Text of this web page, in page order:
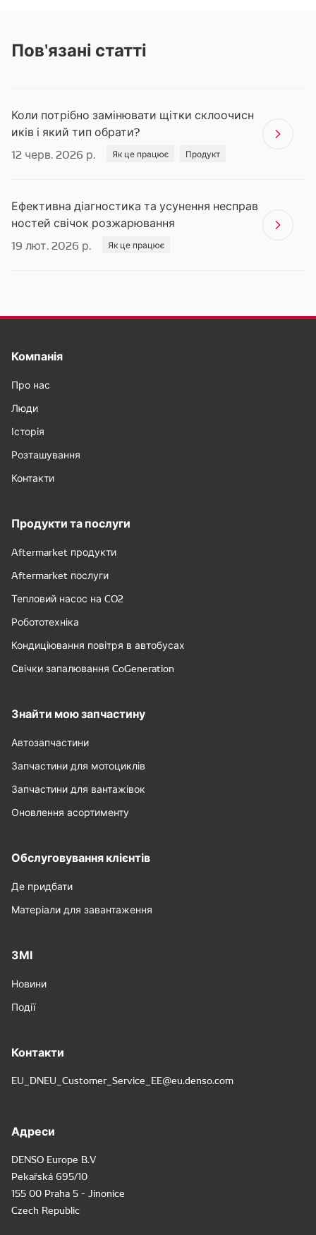
Пов'язані статті
Коли потрібно замінювати щітки склоочисн
иків і який тип обрати?
12 черв. 2026 р.
Як це працює Продукт
Ефективна діагностика та усунення несправ
ностей свічок розжарювання
19 лют. 2026 р.
Як це працює
Компанія
Про нас
Люди
Історія
Розташування
Контакти
Продукти та послуги
Aftermarket продукти
Aftermarket послуги
Тепловий насос на CO2
Робототехніка
Кондиціювання повітря в автобусах
Свічки запалювання CoGeneration
Знайти мою запчастину
Автозапчастини
Запчастини для мотоциклів
Запчастини для вантажівок
Оновлення асортименту
Обслуговування клієнтів
Де придбати
Матеріали для завантаження
ЗМІ
Новини
Події
Контакти
EU_DNEU_Customer_Service_EE@eu.denso.com
Адреси
DENSO Europe B.V
Pekařská 695/10
155 00 Praha 5 - Jinonice
Czech Republic